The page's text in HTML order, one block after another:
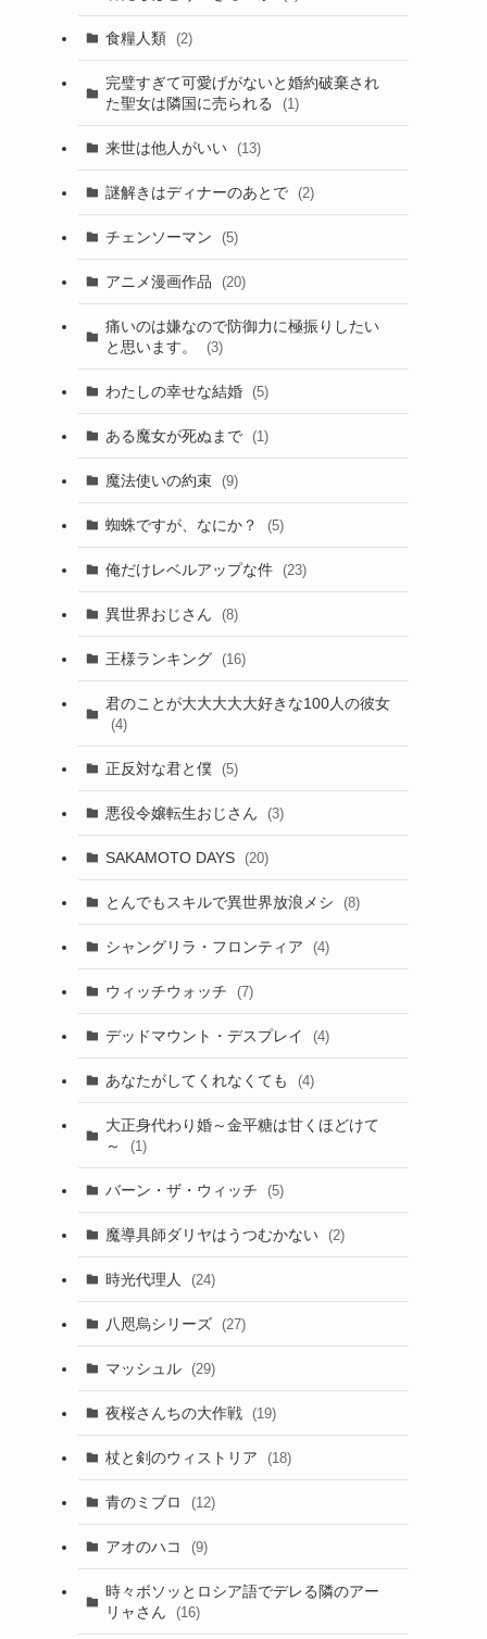
食糧人類 (2)
完璧すぎて可愛げがないと婚約破棄され
た聖女は隣国に売られる
(1)
来世は他人がいい (13)
謎解きはディナーのあとで (2)
チェンソーマン (5)
アニメ漫画作品 (20)
痛いのは嫌なので防御力に極振りしたい
と思います。
(3)
わたしの幸せな結婚 (5)
ある魔女が死ぬまで (1)
魔法使いの約束 (9)
蜘蛛ですが、なにか？ (5)
俺だけレベルアップな件 (23)
異世界おじさん (8)
王様ランキング (16)
君のことが大大大大大好きな100人の彼女
(4)
正反対な君と僕 (5)
悪役令嬢転生おじさん (3)
SAKAMOTO DAYS (20)
とんでもスキルで異世界放浪メシ (8)
シャングリラ・フロンティア (4)
ウィッチウォッチ (7)
デッドマウント・デスプレイ (4)
あなたがしてくれなくても (4)
大正身代わり婚～金平糖は甘くほどけて
～
(1)
バーン・ザ・ウィッチ (5)
魔導具師ダリヤはうつむかない (2)
時光代理人 (24)
八咫烏シリーズ (27)
マッシュル (29)
夜桜さんちの大作戦 (19)
杖と剣のウィストリア (18)
青のミブロ (12)
アオのハコ (9)
時々ボソッとロシア語でデレる隣のアー
リャさん
(16)